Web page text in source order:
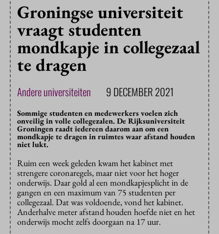
Groningse universiteit
vraagt studenten
mondkapje in collegezaal
te dragen
Andere universiteiten 9 DECEMBER 2021
Sommige studenten en medewerkers voelen zich
onveilig in volle collegezalen. De Rijksuniversiteit
Groningen raadt iedereen daarom aan om een
mondkapje te dragen in ruimtes waar afstand houden
niet lukt.
Ruim een week geleden kwam het kabinet met
strengere coronaregels, maar niet voor het hoger
onderwijs. Daar gold al een mondkapjesplicht in de
gangen en een maximum van 75 studenten per
collegezaal. Dat was voldoende, vond het kabinet.
Anderhalve meter afstand houden hoefde niet en het
onderwijs mocht zelfs doorgaan na 17 uur.